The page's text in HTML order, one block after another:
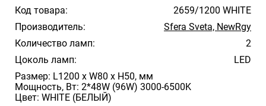
Код товара:
2659/1200 WHITE
Производитель:
Sfera Sveta, NewRgy
Количество ламп:
2
Цоколь ламп:
LED
Размер: L1200 x W80 x H50, мм
Мощность, Вт: 2*48W (96W) 3000-6500K
Цвет: WHITE (БЕЛЫЙ)